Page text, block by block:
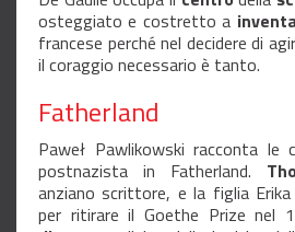
osteggiato e costretto a
francese perché nel decidere di
il coraggio necessario è tanto.
Fatherland
Paweł Pawlikowski racconta le
postnazista in Fatherland.
anziano scrittore, e la figlia
per ritirare il Goethe Prize nel